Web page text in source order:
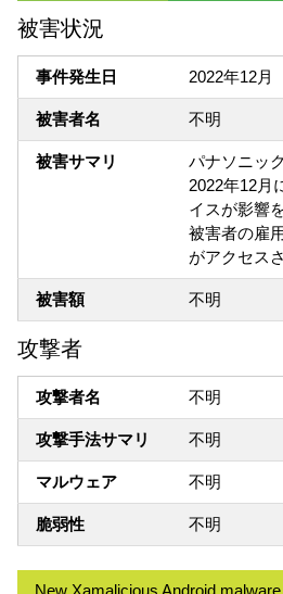
被害状況
事件発生日 2022年12月
被害者名 不明
被害サマリ
パナソニッ
2022年12月
イスが影響
被害者の雇
がアクセス
被害額 不明
攻撃者
攻撃者名 不明
攻撃手法サマリ 不明
マルウェア 不明
脆弱性 不明